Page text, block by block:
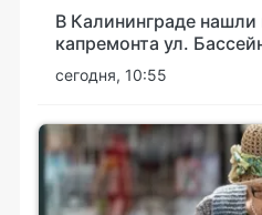
В Калининграде нашли
капремонта ул.
сегодня, 10:55